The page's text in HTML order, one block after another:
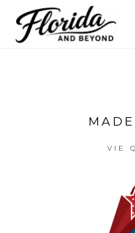
VIE